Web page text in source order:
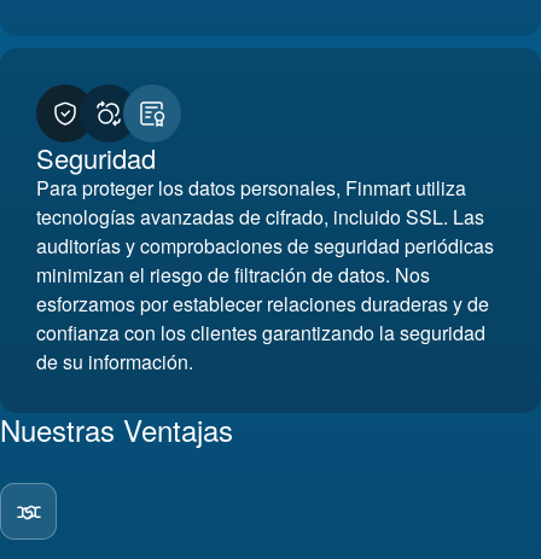
Seguridad
Para proteger los datos personales, Finmart utiliza
tecnologías avanzadas de cifrado, incluido SSL. Las
auditorías y comprobaciones de seguridad periódicas
minimizan el riesgo de filtración de datos. Nos
esforzamos por establecer relaciones duraderas y de
confianza con los clientes garantizando la seguridad
de su información.
Nuestras Ventajas